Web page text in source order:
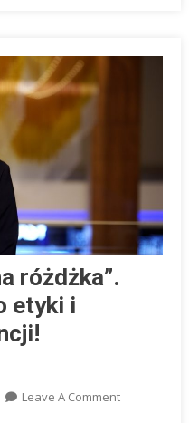
różdżka”.
etyki i
Leave A CommentOn